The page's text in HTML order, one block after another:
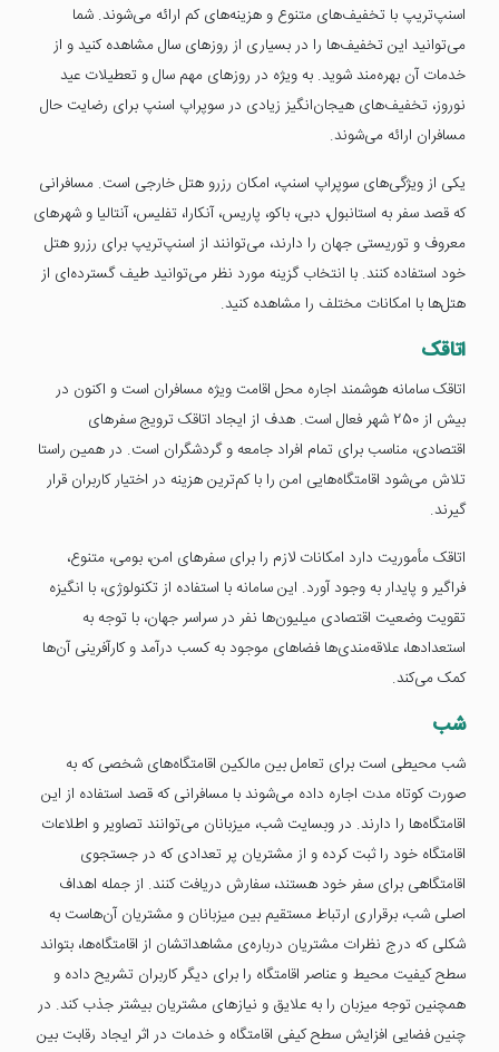
اسنپ‌تریپ با تخفیف‌های متنوع و هزینه‌های کم ارائه می‌شوند. شما
می‌توانید این تخفیف‌ها را در بسیاری از روزهای سال مشاهده کنید و از
خدمات آن بهره‌مند شوید. به ویژه در روزهای مهم سال و تعطیلات عید
نوروز، تخفیف‌های هیجان‌انگیز زیادی در سوپراپ اسنپ برای رضایت حال
مسافران ارائه می‌شوند.
یکی از ویژگی‌های سوپراپ اسنپ، امکان رزرو هتل خارجی است. مسافرانی
که قصد سفر به استانبول، دبی، باکو، پاریس، آنکارا، تفلیس، آنتالیا و شهرهای
معروف و توریستی جهان را دارند، می‌توانند از اسنپ‌تریپ برای رزرو هتل
خود استفاده کنند. با انتخاب گزینه مورد نظر می‌توانید طیف گسترده‌ای از
هتل‌ها با امکانات مختلف را مشاهده کنید.
اتاقک
اتاقک سامانه هوشمند اجاره محل اقامت ویژه مسافران است و اکنون در
بیش از 250 شهر فعال است. هدف از ایجاد اتاقک ترویج سفرهای
اقتصادی، مناسب برای تمام افراد جامعه و گردشگران است. در همین راستا
تلاش می‌شود اقامتگاه‌هایی امن را با کم‌ترین هزینه در اختیار کاربران قرار
گیرند.
اتاقک مأموریت دارد امکانات لازم را برای سفرهای امن، بومی، متنوع،
فراگیر و پایدار به وجود آورد. این سامانه با استفاده از تکنولوژی، با انگیزه
تقویت وضعیت اقتصادی میلیون‌ها نفر در سراسر جهان، با توجه به
استعدادها، علاقه‌مندی‌ها فضاهای موجود به کسب درآمد و کارآفرینی آن‌ها
کمک می‌کند.
شب
شب محیطی است برای تعامل بین مالکین اقامتگاه‌های شخصی که به
صورت کوتاه مدت اجاره داده می‌شوند با مسافرانی که قصد استفاده از این
اقامتگاه‌ها را دارند. در وبسایت شب، میزبانان می‌توانند تصاویر و اطلاعات
اقامتگاه خود را ثبت کرده و از مشتریان پر تعدادی که در جستجوی
اقامتگاهی برای سفر خود هستند، سفارش دریافت کنند. از جمله اهداف
اصلی شب، برقراری ارتباط مستقیم بین میزبانان و مشتریان آن‌هاست به
شکلی که درج نظرات مشتریان درباره‌ی مشاهداتشان از اقامتگاه‌ها، بتواند
سطح کیفیت محیط و عناصر اقامتگاه را برای دیگر کاربران تشریح داده و
همچنین توجه میزبان را به علایق و نیازهای مشتریان بیشتر جذب کند. در
چنین فضایی افزایش سطح کیفی اقامتگاه و خدمات در اثر ایجاد رقابت بین